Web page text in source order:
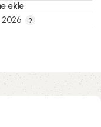
ekle
2026